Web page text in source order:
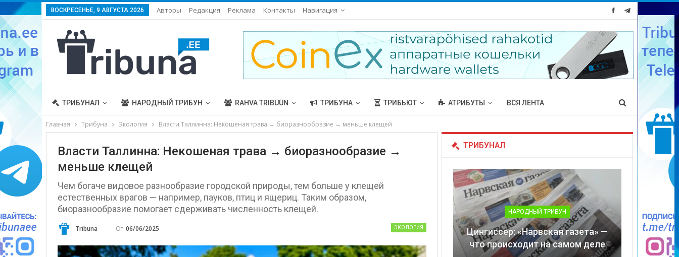
ВОСКРЕСЕНЬЕ, 9 АВГУСТА 2026 Авторы Редакция Реклама Контакты Навигация
ТРИБУНАЛ НАРОДНЫЙ ТРИБУН RAHVA TRIBÜÜN ТРИБУНА ТРИБЬЮТ АТРИБУТЫ ВСЯ ЛЕНТА
Главная Трибуна Экология Власти Таллинна: Некошеная трава → биоразнообразие → меньше клещей
Власти Таллинна: Некошеная трава → биоразнообразие →
меньше клещей
Чем богаче видовое разнообразие городской природы, тем больше у клещей
естественных врагов — например, пауков, птиц и ящериц. Таким образом,
биоразнообразие помогает сдерживать численность клещей.
ЭКОЛОГИЯ
Tribuna От 06/06/2025
ТРИБУНАЛ
НАРОДНЫЙ ТРИБУН
Цингиссер: «Нарвская газета» —
что происходит на самом деле